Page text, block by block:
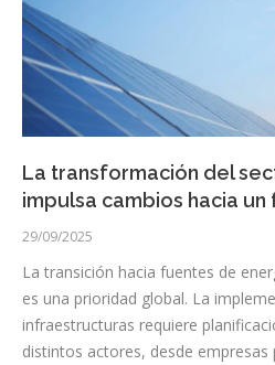
La transformación del
impulsa cambios hacia
29/09/2025
La transición hacia fuentes de
es una prioridad global. La
infraestructuras requiere
distintos actores, desde